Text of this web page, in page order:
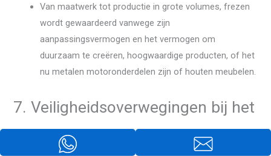
Van maatwerk tot productie in grote volumes, frezen
wordt gewaardeerd vanwege zijn
aanpassingsvermogen en het vermogen om
duurzaam te creëren, hoogwaardige producten, of het
nu metalen motoronderdelen zijn of houten meubelen.
7. Veiligheidsoverwegingen bij het
frezen